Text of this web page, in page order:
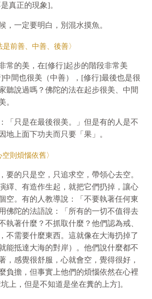
真正的現象]。
，一定要明白，別混水摸魚。
前善、中善、後善〉
常的美，在[修行]起步的階段非常美
]中間也很美（中善），[修行]最後也是很
聽說過嗎？佛陀的法在起步很美、中間
。
「只是在最後很美。」但是有的人是不
地上面下功夫而只要「果」。
則煩惱依舊〉
要的只是空，只追求空，帶領心去空。
繹、有造作生起，就把它們扔掉，讓心
空。有的人教導說：「不要執著任何東
佛陀的法語說：「所有的一切不值得去
執著什麼？不抓取什麼？他們認為戒、
不需要什麼東西。這就像在大海扔掉了
能抵達大海的對岸）。他們說什麼都不
，感覺很舒服，心就會空，覺得很好，
負擔，但事實上他們的煩惱依然在心裡
上，但是不知道是坐在糞的上方]。